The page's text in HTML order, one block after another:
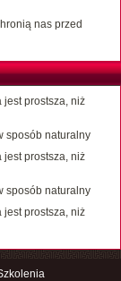
nas przed
jest prostsza, niż
sposób naturalny
jest prostsza, niż
sposób naturalny
jest prostsza, niż